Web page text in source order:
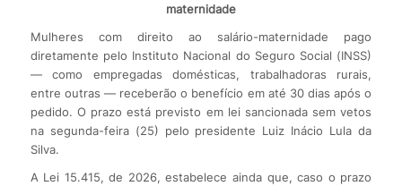
maternidade
Mulheres com direito ao salário-maternidade pago
diretamente pelo Instituto Nacional do Seguro Social (INSS)
— como empregadas domésticas, trabalhadoras rurais,
entre outras — receberão o benefício em até 30 dias após o
pedido. O prazo está previsto em lei sancionada sem vetos
na segunda-feira (25) pelo presidente Luiz Inácio Lula da
Silva.
A Lei 15.415, de 2026, estabelece ainda que, caso o prazo